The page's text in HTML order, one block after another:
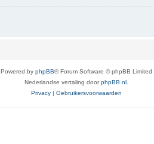
Powered by phpBB® Forum Software © phpBB Limited
Nederlandse vertaling doorphpBB.nl.
Privacy | Gebruikersvoorwaarden